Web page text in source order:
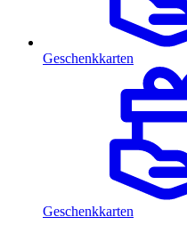
Geschenkkarten
Geschenkkarten